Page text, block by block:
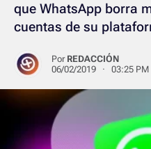
que WhatsApp borra
cuentas de su
Por REDACCIÓN
06/02/2019 · 03:25 PM